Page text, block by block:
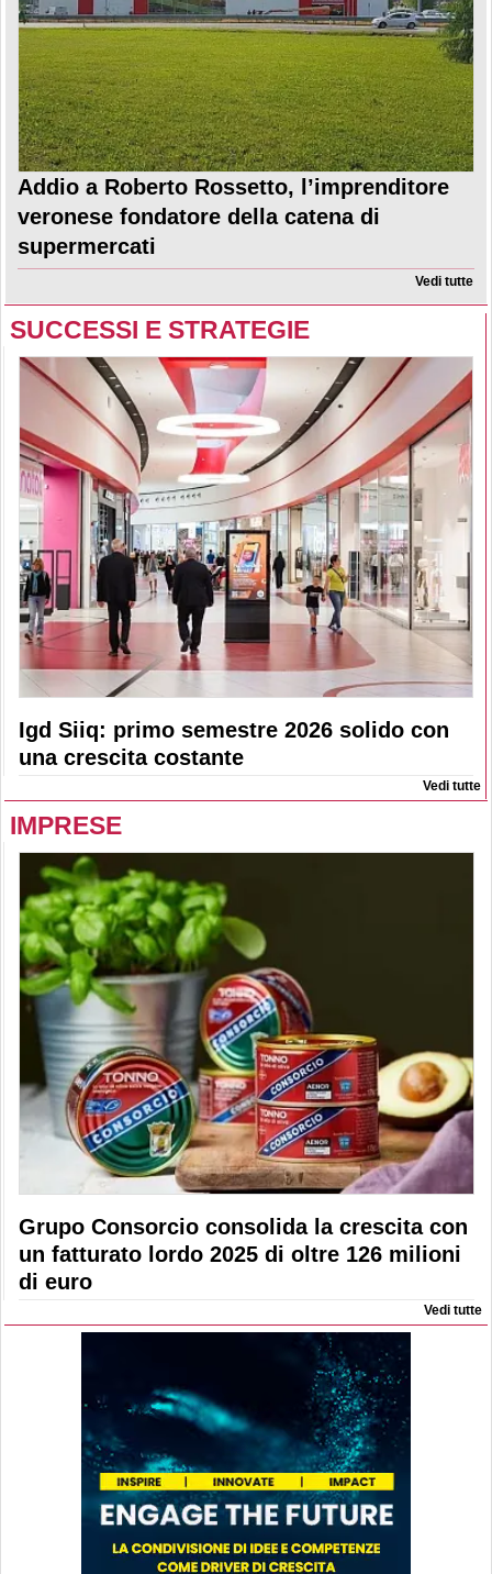
Addio a Roberto Rossetto, l’imprenditore
veronese fondatore della catena di
supermercati
Vedi tutte
SUCCESSI E STRATEGIE
Igd Siiq: primo semestre 2026 solido con
una crescita costante
Vedi tutte
IMPRESE
Grupo Consorcio consolida la crescita con
un fatturato lordo 2025 di oltre 126 milioni
di euro
Vedi tutte